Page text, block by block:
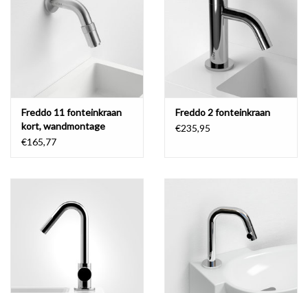
Freddo 11 fonteinkraan
kort, wandmontage
€165,77
Freddo 2 fonteinkraan
€235,95